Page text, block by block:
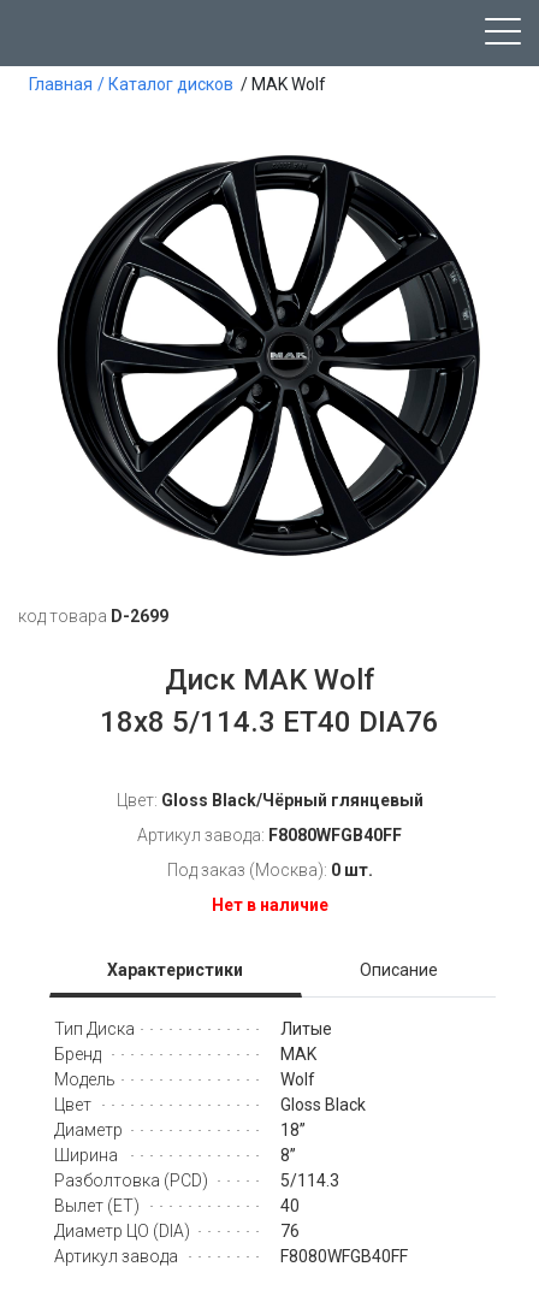
Главная / Каталог дисков / MAK Wolf
код товара D-2699
Диск MAK Wolf
18x8 5/114.3 ET40 DIA76
Цвет: Gloss Black/Чёрный глянцевый
Артикул завода: F8080WFGB40FF
Под заказ (Москва): 0 шт.
Нет в наличие
Характеристики Описание
Тип Диска
Литые
Бренд
MAK
Модель
Wolf
Цвет
Gloss Black
Диаметр
18’’
Ширина
8’’
Разболтовка (PCD)
5/114.3
Вылет (ET)
40
Диаметр ЦО (DIA)
76
Артикул завода
F8080WFGB40FF